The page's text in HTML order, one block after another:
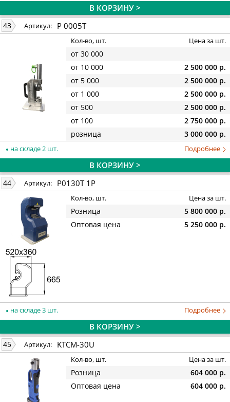
В КОРЗИНУ >
43 Артикул: P 0005T
Кол-во, шт. Цена за шт.
от 30 000
от 10 000
2 500 000 р.
от 5 000
2 500 000 р.
от 1 000
2 500 000 р.
от 500
2 500 000 р.
от 100
2 750 000 р.
розница
3 000 000 р.
на складе 2 шт. Подробнее
В КОРЗИНУ >
44 Артикул: P0130T 1P
Кол-во, шт. Цена за шт.
Розница
5 800 000 р.
Оптовая цена
5 250 000 р.
на складе 3 шт. Подробнее
В КОРЗИНУ >
45 Артикул: KTCM-30U
Кол-во, шт. Цена за шт.
Розница
604 000 р.
Оптовая цена
604 000 р.